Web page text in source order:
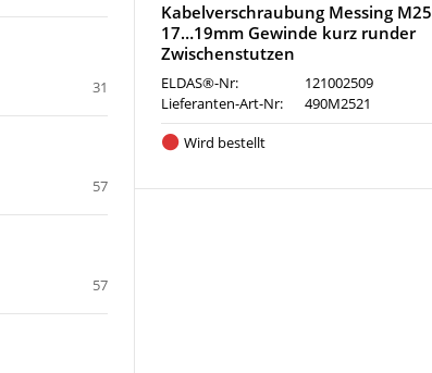
31
57
57
Kabelverschraubung Messing M25
17…19mm Gewinde kurz runder
Zwischenstutzen
ELDAS®-Nr:
121002509
Lieferanten-Art-Nr:
490M2521
Wird bestellt